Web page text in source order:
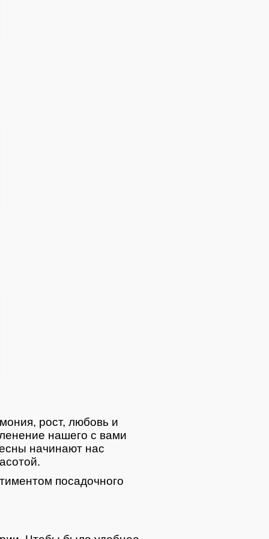
рост, любовь и
нашего с вами
начинают нас
посадочного